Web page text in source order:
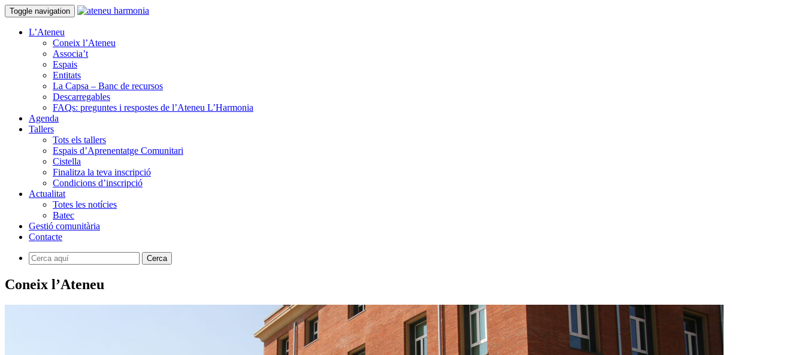
Toggle navigation
L’Ateneu
Coneix l’Ateneu
Associa’t
Espais
Entitats
La Capsa – Banc de recursos
Descarregables
FAQs: preguntes i respostes de l’Ateneu L’Harmonia
Agenda
Tallers
Tots els tallers
Espais d’Aprenentatge Comunitari
Cistella
Finalitza la teva inscripció
Condicions d’inscripció
Actualitat
Totes les notícies
Batec
Gestió comunitària
Contacte
Coneix l’Ateneu